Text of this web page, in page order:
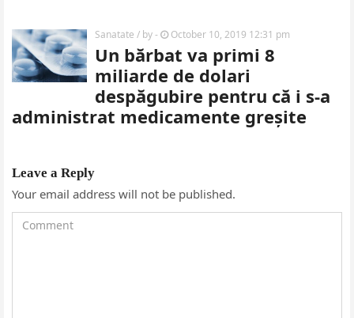
Sanatate / by- October 10, 2019 12:31 pm
Un bărbat va primi 8
miliarde de dolari
despăgubire pentru că i s-a
administrat medicamente greșite
Leave a Reply
Your email address will not be published.